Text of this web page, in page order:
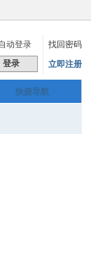
动登录
找回密码
登录 立即注册
快捷导航